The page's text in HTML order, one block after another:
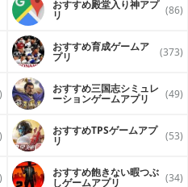
おすすめ殿堂入り神アプ
リ (86)
おすすめ育成ゲームア
プリ (373)
おすすめ三国志シミュレ
ーションゲームアプリ (49)
おすすめTPSゲームアプ
リ (53)
おすすめ飽きない暇つぶ
しゲームアプリ (34)